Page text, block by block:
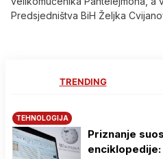
Predsjedništva BiH Željka
TRENDING
TEHNOLOGIJA
Priznanje
enciklopedije: